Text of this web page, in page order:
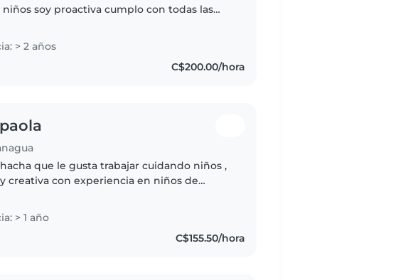
soy proactiva cumplo con todas las
> 2 años
C$200.00/hora
que le gusta trabajar cuidando niños ,
creativa con experiencia en niños de
y armar juegos...
> 1 año
C$155.50/hora